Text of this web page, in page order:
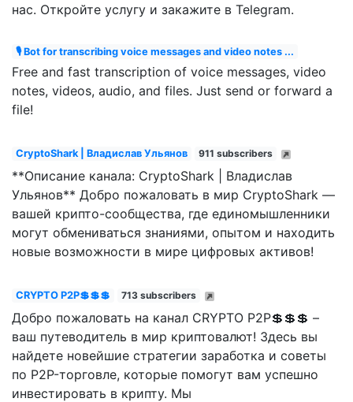
нас. Откройте услугу и закажите в Telegram.
🎙 Bot for transcribing voice messages and video notes ...
Free and fast transcription of voice messages, video
notes, videos, audio, and files. Just send or forward a
file!
CryptoShark | Владислав Ульянов 911 subscribers
**Описание канала: CryptoShark | Владислав
Ульянов** Добро пожаловать в мир CryptoShark —
вашей крипто-сообщества, где единомышленники
могут обмениваться знаниями, опытом и находить
новые возможности в мире цифровых активов!
CRYPTO P2P💲💲💲 713 subscribers
Добро пожаловать на канал CRYPTO P2P💲💲💲 –
ваш путеводитель в мир криптовалют! Здесь вы
найдете новейшие стратегии заработка и советы
по P2P-торговле, которые помогут вам успешно
инвестировать в крипту. Мы